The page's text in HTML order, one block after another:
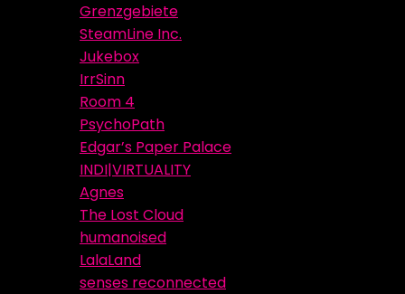
Grenzgebiete
SteamLine Inc.
Jukebox
IrrSinn
Room 4
PsychoPath
Edgar’s Paper Palace
INDI|VIRTUALITY
Agnes
The Lost Cloud
humanoised
LalaLand
senses reconnected